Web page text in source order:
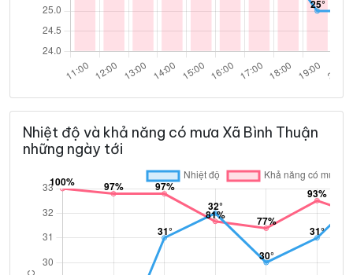
Nhiệt độ và khả năng có mưa Xã Bình Thuận
những ngày tới